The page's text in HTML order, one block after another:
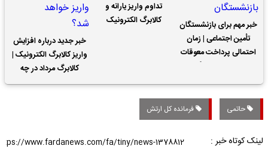
خبر مهم برای بازنشستگان
تأمین اجتماعی | زمان
احتمالی پرداخت معوقات
تداوم واریز یارانه و
کالابرگ الکترونیک
خبر جدید درباره افزایش
واریز کالابرگ الکترونیک |
کالابرگ مرداد در چه
تاریخی واریز خواهد شد؟
حاتمی فرمانده کل ارتش
لینک کوتاه خبر :